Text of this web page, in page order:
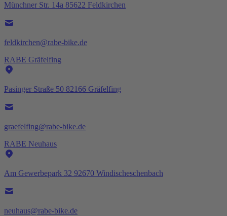
Münchner Str. 14a 85622 Feldkirchen
feldkirchen@rabe-bike.de
RABE Gräfelfing
Pasinger Straße 50 82166 Gräfelfing
graefelfing@rabe-bike.de
RABE Neuhaus
Am Gewerbepark 32 92670 Windischeschenbach
neuhaus@rabe-bike.de